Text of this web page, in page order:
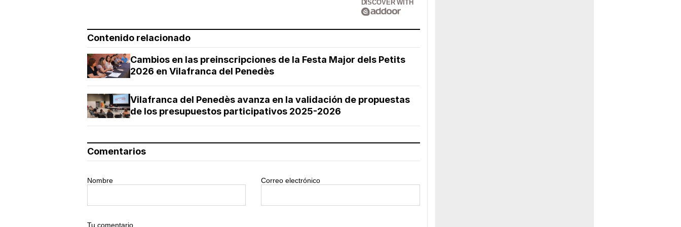
DISCOVER WITH
Contenido relacionado
Cambios en las preinscripciones de la Festa Major dels Petits
2026 en Vilafranca del Penedès
Vilafranca del Penedès avanza en la validación de propuestas
de los presupuestos participativos 2025-2026
Comentarios
Nombre Correo electrónico
Tu comentario